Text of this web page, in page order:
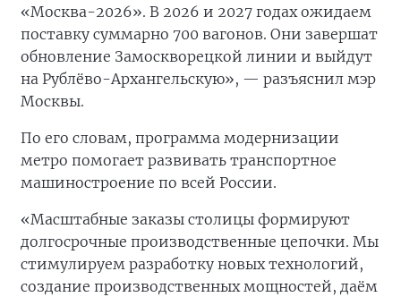
«Москва-2026». В 2026 и 2027 годах ожидаем
поставку суммарно 700 вагонов. Они завершат
обновление Замоскворецкой линии и выйдут
на Рублёво-Архангельскую», — разъяснил мэр
Москвы.
По его словам, программа модернизации
метро помогает развивать транспортное
машиностроение по всей России.
«Масштабные заказы столицы формируют
долгосрочные производственные цепочки. Мы
стимулируем разработку новых технологий,
создание производственных мощностей, даём